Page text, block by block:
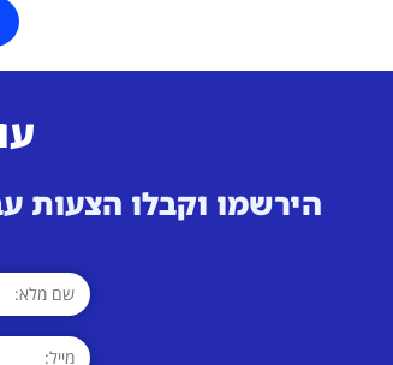
הירשמו וקבלו הצעות